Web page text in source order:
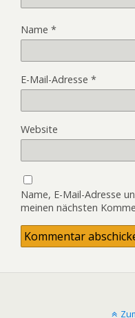
Name *
E-Mail-Adresse *
Website
Name, E-Mail-Adresse
meinen nächsten